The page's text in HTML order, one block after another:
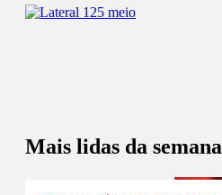
Mais lidas da semana